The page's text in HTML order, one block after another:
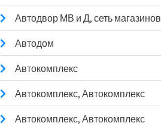
Автодвор МВ и Д, сеть магазинов
Автодом
Автокомплекс
Автокомплекс, Автокомплекс
Автокомплекс, Автокомплекс